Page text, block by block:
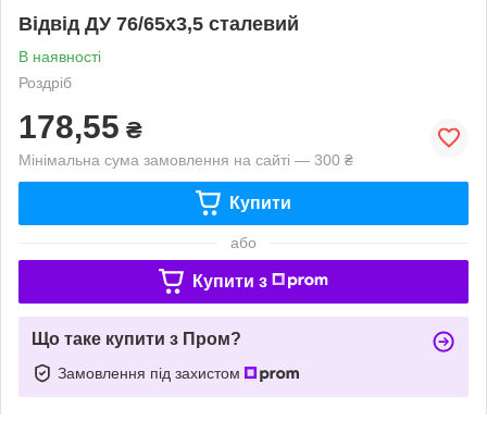
Відвід ДУ 76/65х3,5 сталевий
В наявності
Роздріб
178,55 ₴
Мінімальна сума замовлення на сайті — 300 ₴
Купити
або
Купити з
Що таке купити з Пром?
Замовлення під захистом